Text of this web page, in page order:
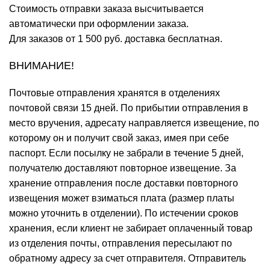
Стоимость отправки заказа высчитывается
автоматически при оформлении заказа.
Для заказов от 1 500 руб. доставка бесплатная.
ВНИМАНИЕ!
Почтовые отправления хранятся в отделениях
почтовой связи 15 дней. По прибытии отправления в
место вручения, адресату направляется извещение, по
которому он и получит свой заказ, имея при себе
паспорт. Если посылку не забрали в течение 5 дней,
получателю доставляют повторное извещение. За
хранение отправления после доставки повторного
извещения может взиматься плата (размер платы
можно уточнить в отделении). По истечении сроков
хранения, если клиент не забирает оплаченный товар
из отделения почты, отправления пересылают по
обратному адресу за счет отправителя. Отправитель